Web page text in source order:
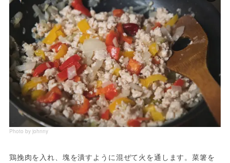
Photo by johnny
鶏挽肉を入れ、塊を潰すように混ぜて火を通します。菜箸を